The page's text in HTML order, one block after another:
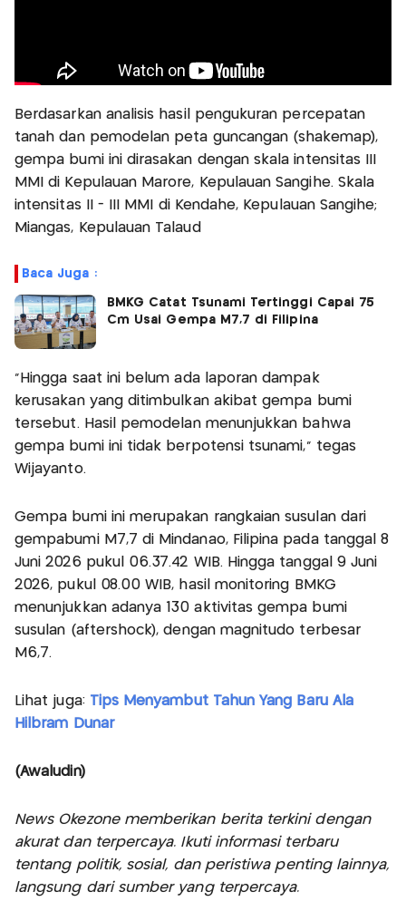
Berdasarkan analisis hasil pengukuran percepatan
tanah dan pemodelan peta guncangan (shakemap),
gempa bumi ini dirasakan dengan skala intensitas III
MMI di Kepulauan Marore, Kepulauan Sangihe. Skala
intensitas II - III MMI di Kendahe, Kepulauan Sangihe;
Miangas, Kepulauan Talaud
Baca Juga :
BMKG Catat Tsunami Tertinggi Capai 75
Cm Usai Gempa M7,7 di Filipina
"Hingga saat ini belum ada laporan dampak
kerusakan yang ditimbulkan akibat gempa bumi
tersebut. Hasil pemodelan menunjukkan bahwa
gempa bumi ini tidak berpotensi tsunami," tegas
Wijayanto.
Gempa bumi ini merupakan rangkaian susulan dari
gempabumi M7,7 di Mindanao, Filipina pada tanggal 8
Juni 2026 pukul 06.37.42 WIB. Hingga tanggal 9 Juni
2026, pukul 08.00 WIB, hasil monitoring BMKG
menunjukkan adanya 130 aktivitas gempa bumi
susulan (aftershock), dengan magnitudo terbesar
M6,7.
Lihat juga: Tips Menyambut Tahun Yang Baru Ala
Hilbram Dunar
(Awaludin)
News Okezone memberikan berita terkini dengan
akurat dan terpercaya. Ikuti informasi terbaru
tentang politik, sosial, dan peristiwa penting lainnya,
langsung dari sumber yang terpercaya.